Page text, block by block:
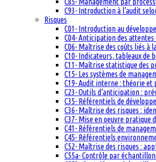
C93- Introduction à l’audit
Risques
C01- Introduction au
C04- Anticipation des
C06- Maîtrise des coûts liés à
C10- Indicateurs, tableaux de
C11- Maîtrise statistique des
C15- Les systèmes de
C19- Audit interne : théorie et
C23- Outils d’anticipation :
C35- Référentiels de
C36- Maîtrise des risques :
C37- Mise en oeuvre pratique
C41- Référentiels de
C45- Référentiels
C52- Maîtrise des risques :
C55a- Contrôle par